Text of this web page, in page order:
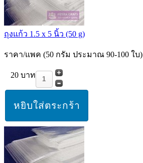
ถุงแก้ว 1.5 x 5 นิ้ว (50 g)
ราคา/แพค (50 กรัม ประมาณ 90-100 ใบ)
20 บาท